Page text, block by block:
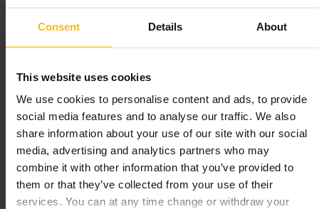
Consent Details About
This website uses cookies
We use cookies to personalise content and ads, to provide
social media features and to analyse our traffic. We also
share information about your use of our site with our social
media, advertising and analytics partners who may
combine it with other information that you’ve provided to
them or that they’ve collected from your use of their
services. You can at any time change or withdraw your
Enge Gänge und eine dichte Warenpräsentation. Viele Grußkarten auf
einer Wand, handliche Notizbücher, Geschenkpapier und kleine
Designobjekte. Schwerpunkt auf eingängigen Motiven und
praktischen Geschenken statt auf großen Dekor‑Stücken. Personal ist
freundlich und hilft beim Finden von Karten für verschiedene Anlässe.
Planen Sie Ihren Besuch